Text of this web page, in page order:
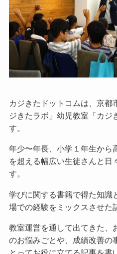
カジきたドットコムは、京都
ジきたラボ」幼児教室「カジ
す。
年少〜年長、小学１年生から
を超える幅広い生徒さんと日
す。
学びに関する書籍で得た知識
場での経験をミックスさせた
教室運営を通して出てきた、
のお悩みごとや、成績改善の